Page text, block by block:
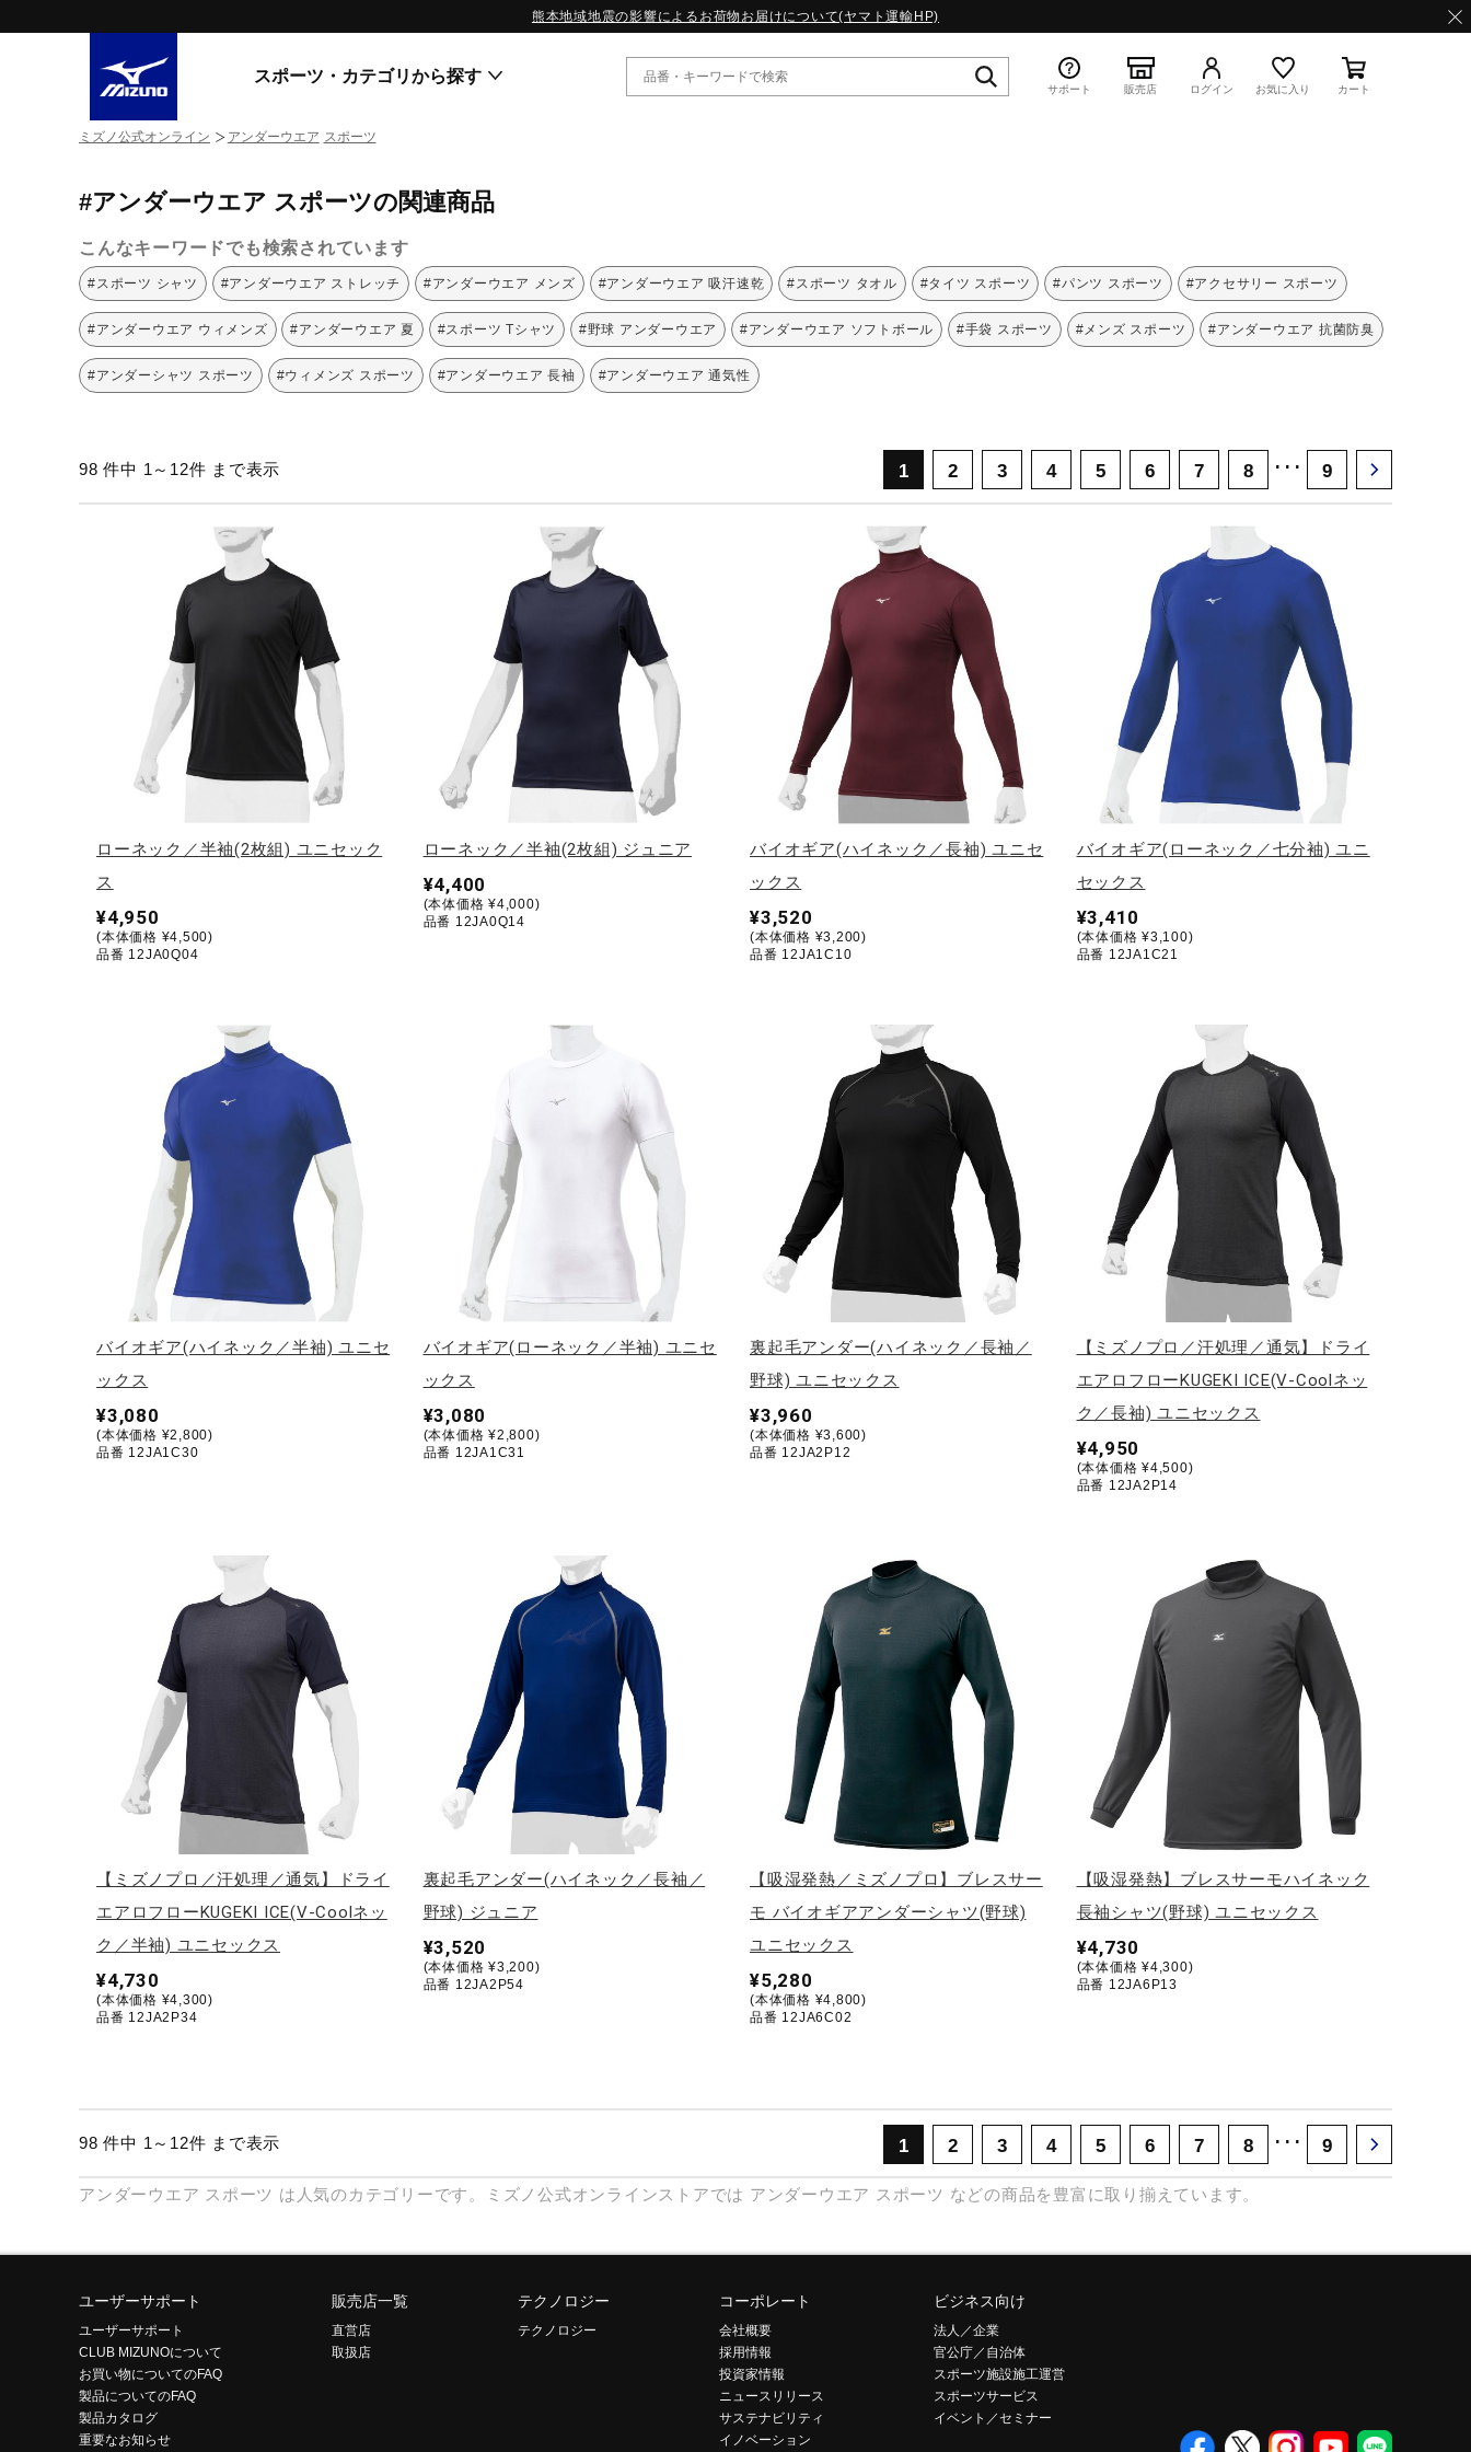
熊本地域地震の影響によるお荷物お届けについて(ヤマト運輸HP)
スポーツ・カテゴリから探す
ライフスタイルウエア
ランニング
サッカー／フットサル
トレーニング
野球
バレーボール
ソフトボール
ウィンタースポーツ
ワーキング
インナー
寝具／ミズノスリープ
健康／エクササイズ
ジュニア／キッズ
メディカル
コラボ／ライセンス
WAVE PROPHECY
MORELIA LS
WAVE RIDER
MXR
ゴアテックス
コラボレーション
その他シリーズ
W.PROPHECY1｜特集
WP MAGIC MITA｜特集
WP STRAP｜特集
スペシャルカラーパック｜特集
WP STRAP 2｜特集
マーガレット・ハウエル｜特集
サポート 販売店 ログイン お気に入り カート
ミズノ公式オンライン アンダーウエア スポーツ
#アンダーウエア スポーツの関連商品
こんなキーワードでも検索されています
#スポーツ シャツ #アンダーウエア ストレッチ #アンダーウエア メンズ #アンダーウエア 吸汗速乾 #スポーツ タオル #タイツ スポーツ #パンツ スポーツ #アクセサリー スポーツ
#アンダーウエア ウィメンズ #アンダーウエア 夏 #スポーツ Tシャツ #野球 アンダーウエア #アンダーウエア ソフトボール #手袋 スポーツ #メンズ スポーツ #アンダーウエア 抗菌防臭
#アンダーシャツ スポーツ #ウィメンズ スポーツ #アンダーウエア 長袖 #アンダーウエア 通気性
98 件中 1～12件 まで表示 1 2 3 4 5 6 7 8 ･･･ 9
ローネック／半袖(2枚組) ユニセック
ス
¥4,950
(本体価格 ¥4,500)
品番 12JA0Q04
ローネック／半袖(2枚組) ジュニア
¥4,400
(本体価格 ¥4,000)
品番 12JA0Q14
バイオギア(ハイネック／長袖) ユニセ
ックス
¥3,520
(本体価格 ¥3,200)
品番 12JA1C10
バイオギア(ローネック／七分袖) ユニ
セックス
¥3,410
(本体価格 ¥3,100)
品番 12JA1C21
バイオギア(ハイネック／半袖) ユニセ
ックス
¥3,080
(本体価格 ¥2,800)
品番 12JA1C30
バイオギア(ローネック／半袖) ユニセ
ックス
¥3,080
(本体価格 ¥2,800)
品番 12JA1C31
裏起毛アンダー(ハイネック／長袖／
野球) ユニセックス
¥3,960
(本体価格 ¥3,600)
品番 12JA2P12
【ミズノプロ／汗処理／通気】ドライ
エアロフローKUGEKI ICE(V-Coolネッ
ク／長袖) ユニセックス
¥4,950
(本体価格 ¥4,500)
品番 12JA2P14
【ミズノプロ／汗処理／通気】ドライ
エアロフローKUGEKI ICE(V-Coolネッ
ク／半袖) ユニセックス
¥4,730
(本体価格 ¥4,300)
品番 12JA2P34
裏起毛アンダー(ハイネック／長袖／
野球) ジュニア
¥3,520
(本体価格 ¥3,200)
品番 12JA2P54
【吸湿発熱／ミズノプロ】ブレスサー
モ バイオギアアンダーシャツ(野球)
ユニセックス
¥5,280
(本体価格 ¥4,800)
品番 12JA6C02
【吸湿発熱】ブレスサーモハイネック
長袖シャツ(野球) ユニセックス
¥4,730
(本体価格 ¥4,300)
品番 12JA6P13
98 件中 1～12件 まで表示 1 2 3 4 5 6 7 8 ･･･ 9
アンダーウエア スポーツ は人気のカテゴリーです。ミズノ公式オンラインストアでは アンダーウエア スポーツ などの商品を豊富に取り揃えています。
ユーザーサポート
ユーザーサポート
CLUB MIZUNOについて
お買い物についてのFAQ
製品についてのFAQ
製品カタログ
重要なお知らせ
販売店一覧
直営店
取扱店
テクノロジー
テクノロジー
コーポレート
会社概要
採用情報
投資家情報
ニュースリリース
サステナビリティ
イノベーション
ビジネス向け
法人／企業
官公庁／自治体
スポーツ施設施工運営
スポーツサービス
イベント／セミナー